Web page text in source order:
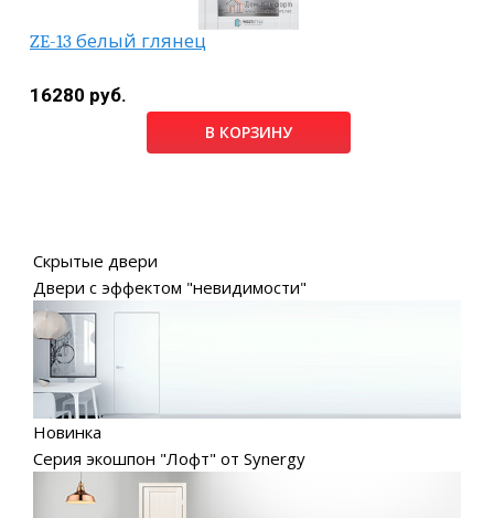
ZE-13 белый глянец
16280 руб.
В КОРЗИНУ
Скрытые двери
Двери с эффектом "невидимости"
Новинка
Серия экошпон "Лофт" от Synergy